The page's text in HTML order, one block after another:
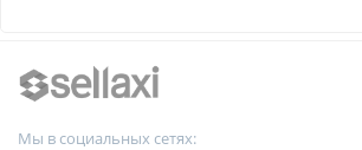
Мы в социальных сетях: